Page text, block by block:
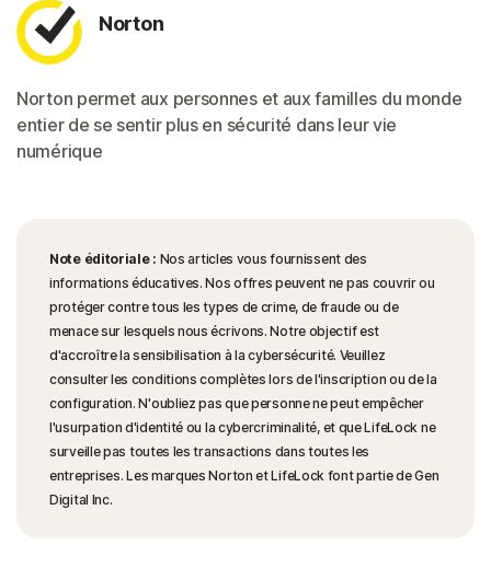
Norton
Norton permet aux personnes et aux familles du monde
entier de se sentir plus en sécurité dans leur vie
numérique
Note éditoriale : Nos articles vous fournissent des
informations éducatives. Nos offres peuvent ne pas couvrir ou
protéger contre tous les types de crime, de fraude ou de
menace sur lesquels nous écrivons. Notre objectif est
d'accroître la sensibilisation à la cybersécurité. Veuillez
consulter les conditions complètes lors de l'inscription ou de la
configuration. N'oubliez pas que personne ne peut empêcher
l'usurpation d'identité ou la cybercriminalité, et que LifeLock ne
surveille pas toutes les transactions dans toutes les
entreprises. Les marques Norton et LifeLock font partie de Gen
Digital Inc.